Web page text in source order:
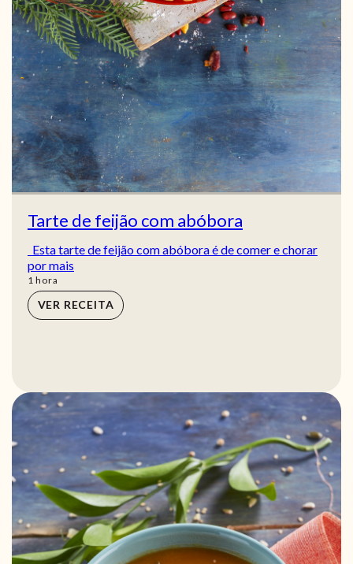
Tarte de feijão com abóbora
Esta tarte de feijão com abóbora é de comer e chorar
por mais
1 hora
hora
VER RECEITA